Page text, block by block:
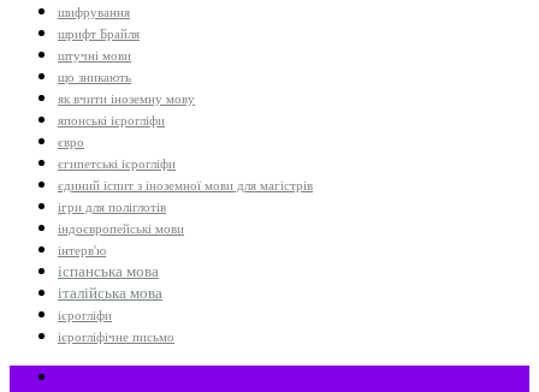
шифрування
шрифт Брайля
штучні мови
що зникають
як вчити іноземну мову
японські ієрогліфи
євро
єгипетські ієрогліфи
єдиний іспит з іноземної мови для магістрів
ігри для поліглотів
індоєвропейські мови
інтерв'ю
іспанська мова
італійська мова
ієрогліфи
ієрогліфічне письмо